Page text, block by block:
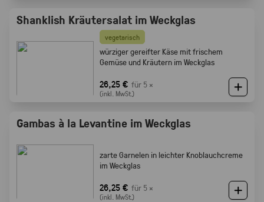
Shanklish Kräutersalat im Weckglas
vegetarisch
würziger gereifter Käse mit frischem
Gemüse und Kräutern im Weckglas
26,25 € für 5 ×
(inkl. MwSt.)
Gambas à la Levantine im Weckglas
zarte Garnelen in leichter Knoblauchcreme
im Weckglas
26,25 € für 5 ×
(inkl. MwSt.)